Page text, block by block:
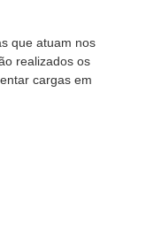
que atuam nos
realizados os
cargas em